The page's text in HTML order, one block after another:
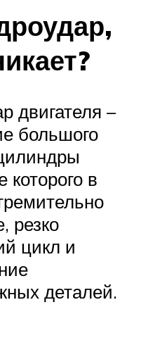
двигателя –
большого
которого в
резко
цикл и
деталей.